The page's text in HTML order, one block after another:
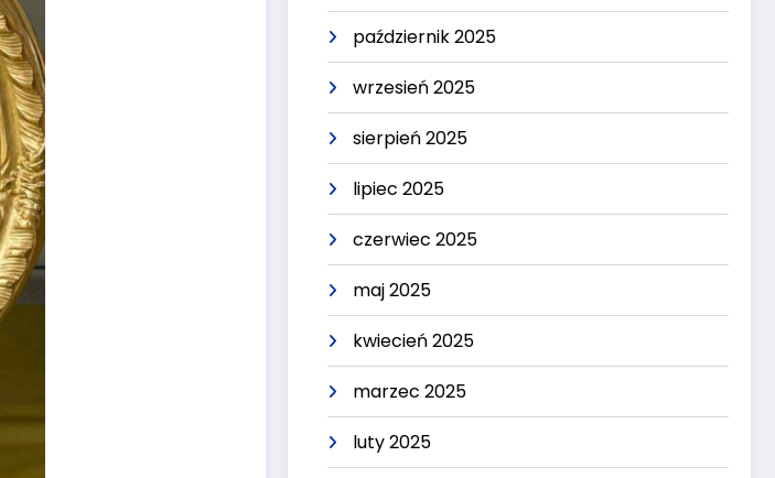
październik 2025
wrzesień 2025
sierpień 2025
lipiec 2025
czerwiec 2025
maj 2025
kwiecień 2025
marzec 2025
luty 2025